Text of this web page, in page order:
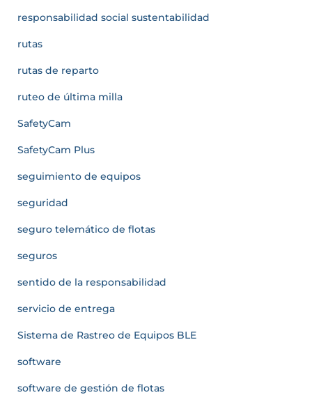
responsabilidad social sustentabilidad
rutas
rutas de reparto
ruteo de última milla
SafetyCam
SafetyCam Plus
seguimiento de equipos
seguridad
seguro telemático de flotas
seguros
sentido de la responsabilidad
servicio de entrega
Sistema de Rastreo de Equipos BLE
software
software de gestión de flotas